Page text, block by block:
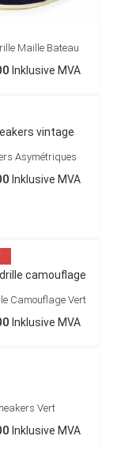
Maille Bateau
Inklusive MVA
Asymétriques
Inklusive MVA
Camouflage Vert
Inklusive MVA
Vert
Inklusive MVA